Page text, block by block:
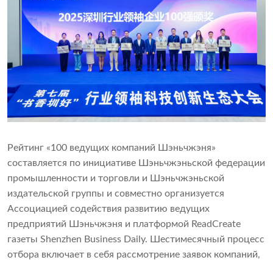
Рейтинг «100 ведущих компаний Шэньчжэня»
составляется по инициативе Шэньчжэньской федерации
промышленности и торговли и Шэньчжэньской
издательской группы и совместно организуется
Ассоциацией содействия развитию ведущих
предприятий Шэньчжэня и платформой ReadCreate
газеты Shenzhen Business Daily. Шестимесячный процесс
отбора включает в себя рассмотрение заявок компаний,